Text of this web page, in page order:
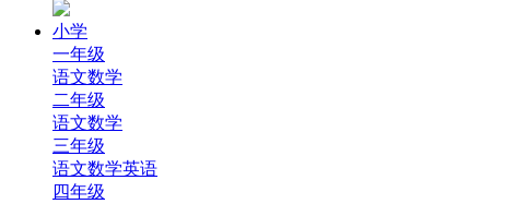
小学
一年级
语文数学
二年级
语文数学
三年级
语文数学英语
四年级